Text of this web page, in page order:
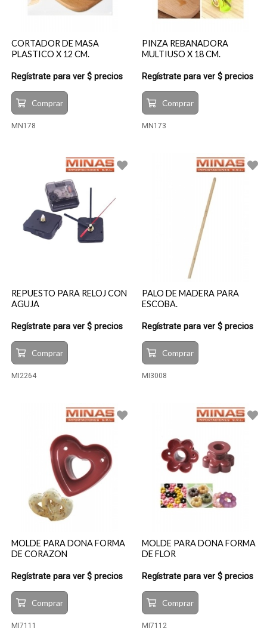
CORTADOR DE MASA
PLASTICO X 12 CM.
Regístrate para ver $ precios
Comprar
MN178
PINZA REBANADORA
MULTIUSO X 18 CM.
Regístrate para ver $ precios
Comprar
MN173
REPUESTO PARA RELOJ CON
AGUJA
Regístrate para ver $ precios
Comprar
MI2264
PALO DE MADERA PARA
ESCOBA.
Regístrate para ver $ precios
Comprar
MI3008
MOLDE PARA DONA FORMA
DE CORAZON
Regístrate para ver $ precios
Comprar
MI7111
MOLDE PARA DONA FORMA
DE FLOR
Regístrate para ver $ precios
Comprar
MI7112